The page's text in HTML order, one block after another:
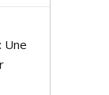
Une